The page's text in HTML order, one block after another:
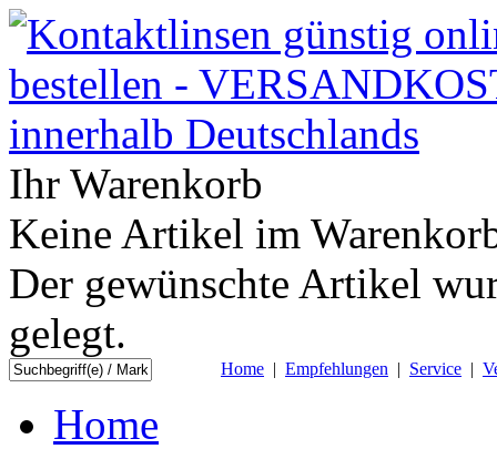
Ihr Warenkorb
Keine Artikel im
Der gewünschte Artikel
gelegt.
Home | Empfehlungen | Service |
Home